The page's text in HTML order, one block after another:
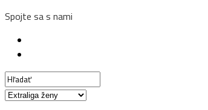
Spojte sa s nami